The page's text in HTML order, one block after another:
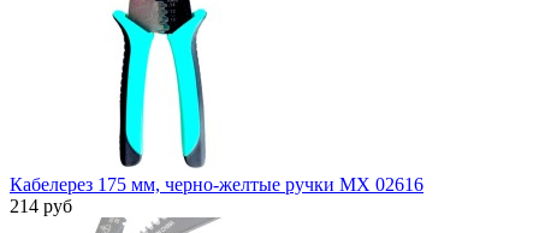
Кабелерез 175 мм, черно-желтые ручки MX 02616
214 руб